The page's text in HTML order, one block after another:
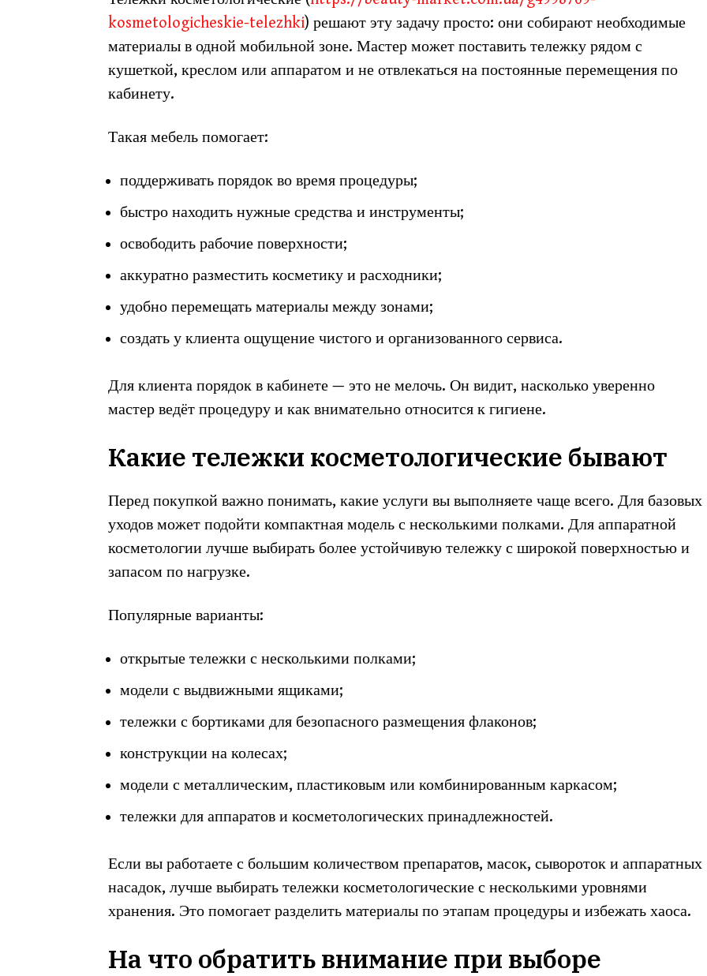
kosmetologicheskie-telezhki) решают эту задачу просто: они собирают необходимые
материалы в одной мобильной зоне. Мастер может поставить тележку рядом с
кушеткой, креслом или аппаратом и не отвлекаться на постоянные перемещения по
кабинету.
Такая мебель помогает:
поддерживать порядок во время процедуры;
быстро находить нужные средства и инструменты;
освободить рабочие поверхности;
аккуратно разместить косметику и расходники;
удобно перемещать материалы между зонами;
создать у клиента ощущение чистого и организованного сервиса.
Для клиента порядок в кабинете — это не мелочь. Он видит, насколько уверенно
мастер ведёт процедуру и как внимательно относится к гигиене.
Какие тележки косметологические бывают
Перед покупкой важно понимать, какие услуги вы выполняете чаще всего. Для базовых
уходов может подойти компактная модель с несколькими полками. Для аппаратной
косметологии лучше выбирать более устойчивую тележку с широкой поверхностью и
запасом по нагрузке.
Популярные варианты:
открытые тележки с несколькими полками;
модели с выдвижными ящиками;
тележки с бортиками для безопасного размещения флаконов;
конструкции на колесах;
модели с металлическим, пластиковым или комбинированным каркасом;
тележки для аппаратов и косметологических принадлежностей.
Если вы работаете с большим количеством препаратов, масок, сывороток и аппаратных
насадок, лучше выбирать тележки косметологические с несколькими уровнями
хранения. Это помогает разделить материалы по этапам процедуры и избежать хаоса.
На что обратить внимание при выборе